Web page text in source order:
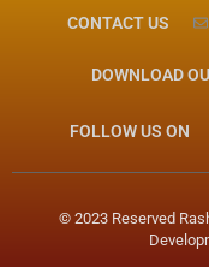
CONTACT US
DOWNLOAD
FOLLOW US ON
© 2023 Reserved